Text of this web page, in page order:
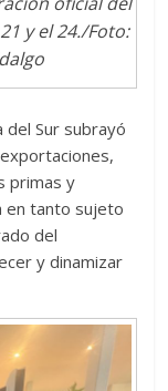
y el 24./Foto:
del Sur subrayó
primas y
en tanto sujeto
del
y dinamizar